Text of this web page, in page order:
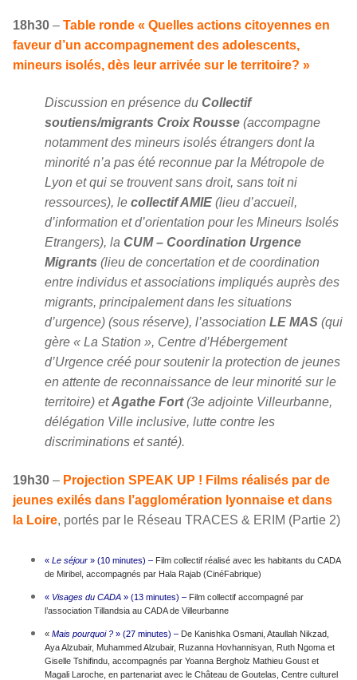
18h30 – Table ronde « Quelles actions citoyennes en
faveur d’un accompagnement des adolescents,
mineurs isolés, dès leur arrivée sur le territoire? »
Discussion en présence du Collectif
soutiens/migrants Croix Rousse (accompagne
notamment des mineurs isolés étrangers dont la
minorité n’a pas été reconnue par la Métropole de
Lyon et qui se trouvent sans droit, sans toit ni
ressources), le collectif AMIE (lieu d’accueil,
d’information et d’orientation pour les Mineurs Isolés
Etrangers), la CUM – Coordination Urgence
Migrants (lieu de concertation et de coordination
entre individus et associations impliqués auprès des
migrants, principalement dans les situations
d’urgence) (sous réserve), l’association LE MAS (qui
gère « La Station », Centre d’Hébergement
d’Urgence créé pour soutenir la protection de jeunes
en attente de reconnaissance de leur minorité sur le
territoire) etAgathe Fort(3e adjointe Villeurbanne,
délégation Ville inclusive, lutte contre les
discriminations et santé).
19h30 – Projection SPEAK UP ! Films réalisés par de
jeunes exilés dans l’agglomération lyonnaise et dans
la Loire, portés par le Réseau TRACES & ERIM (Partie 2)
« Le séjour » (10 minutes) – Film collectif réalisé avec les habitants du CADA
de Miribel, accompagnés par Hala Rajab (CinéFabrique)
« Visages du CADA » (13 minutes) – Film collectif accompagné par
l’association Tillandsia au CADA de Villeurbanne
« Mais pourquoi ? » (27 minutes) – De Kanishka Osmani, Ataullah Nikzad,
Aya Alzubair, Muhammed Alzubair, Ruzanna Hovhannisyan, Ruth Ngoma et
Giselle Tshifindu, accompagnés par Yoanna Bergholz Mathieu Goust et
Magali Laroche, en partenariat avec le Château de Goutelas, Centre culturel